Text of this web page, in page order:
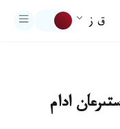
ق ز
ادام